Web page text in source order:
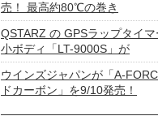
売！ 最高約80℃の巻き
QSTARZ の GPSラップタイ
小ボディ「LT-9000S」が
ウインズジャパンが「A-
ドカーボン」を9/10発売！